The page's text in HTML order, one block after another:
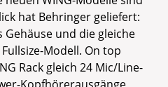
hat Behringer geliefert:
Gehäuse und die gleiche
Modell. On top
Rack gleich 24 Mic/Line-